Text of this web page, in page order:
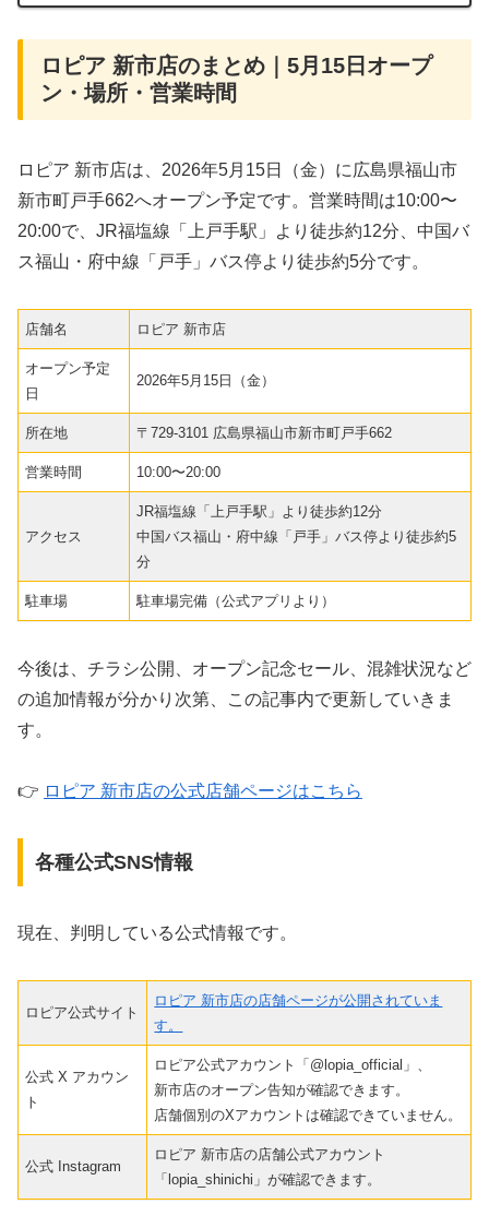
ロピア 新市店のまとめ｜5月15日オープ
ン・場所・営業時間
ロピア 新市店は、2026年5月15日（金）に広島県福山市
新市町戸手662へオープン予定です。営業時間は10:00〜
20:00で、JR福塩線「上戸手駅」より徒歩約12分、中国バ
ス福山・府中線「戸手」バス停より徒歩約5分です。
店舗名 ロピア 新市店
オープン予定
日
2026年5月15日（金）
所在地 〒729-3101 広島県福山市新市町戸手662
営業時間 10:00〜20:00
アクセス
JR福塩線「上戸手駅」より徒歩約12分
中国バス福山・府中線「戸手」バス停より徒歩約5
分
駐車場 駐車場完備（公式アプリより）
今後は、チラシ公開、オープン記念セール、混雑状況など
の追加情報が分かり次第、この記事内で更新していきま
す。
👉 ロピア 新市店の公式店舗ページはこちら
各種公式SNS情報
現在、判明している公式情報です。
ロピア公式サイト
ロピア 新市店の店舗ページが公開されていま
す。
公式 X アカウン
ト
ロピア公式アカウント「@lopia_official」、
新市店のオープン告知が確認できます。
店舗個別のXアカウントは確認できていません。
公式 Instagram
ロピア 新市店の店舗公式アカウント
「lopia_shinichi」が確認できます。